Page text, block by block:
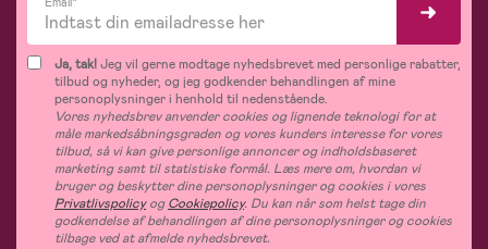
Ja, tak!Jeg vil gerne modtage nyhedsbrevet med personlige rabatter,
tilbud og nyheder, og jeg godkender behandlingen af mine
personoplysninger i henhold til nedenstående.
Vores nyhedsbrev anvender cookies og lignende teknologi for at
måle markedsåbningsgraden og vores kunders interesse for vores
tilbud, så vi kan give personlige annoncer og indholdsbaseret
marketing samt til statistiske formål. Læs mere om, hvordan vi
bruger og beskytter dine personoplysninger og cookies i vores
PrivatlivspolicyogCookiepolicy. Du kan når som helst tage din
godkendelse af behandlingen af dine personoplysninger og cookies
tilbage ved at afmelde nyhedsbrevet.